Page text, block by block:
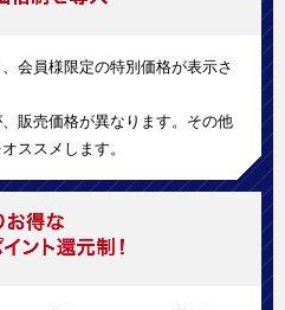
会員様限定の特別価格が表示さ
販売価格が異なります。その他
ススメします。